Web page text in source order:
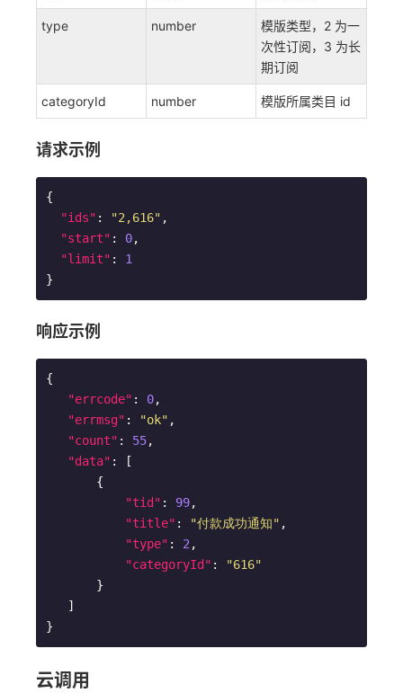
type number
模版类型，2 为一
次性订阅，3 为长
期订阅
categoryId number 模版所属类目 id
请求示例
{
"ids" : "2,616" ,
"start" : 0,
"limit" : 1
响应示例
{
"errcode" : 0,
"errmsg" : "ok" ,
"count" : 55,
"data" : [
"tid" : 99,
"title" : "付款成功通知" ,
"type" : 2 ,
"categoryId" :
"616"
云调用